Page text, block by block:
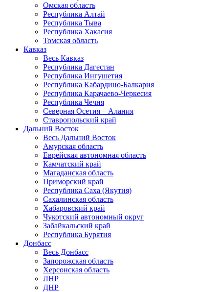
Омская область
Республика Алтай
Республика Тыва
Республика Хакасия
Томская область
Кавказ
Весь Кавказ
Республика Дагестан
Республика Ингушетия
Республика Кабардино-Балкария
Республика Карачаево-Черкесия
Республика Чечня
Северная Осетия – Алания
Ставропольский край
Дальний Восток
Весь Дальний Восток
Амурская область
Еврейская автономная область
Камчатский край
Магаданская область
Приморский край
Республика Саха (Якутия)
Сахалинская область
Хабаровский край
Чукотский автономный округ
Забайкальский край
Республика Бурятия
Донбасс
Весь Донбасс
Запорожская область
Херсонская область
ЛНР
ДНР